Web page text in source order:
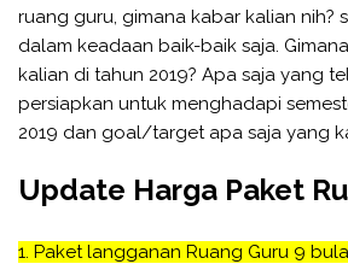
ruang guru, gimana kabar kalian nih?
dalam keadaan baik-baik saja.
kalian di tahun 2019? Apa saja yang
persiapkan untuk menghadapi
2019 dan goal/target apa saja yang
Update Harga Paket
1. Paket langganan Ruang Guru 9